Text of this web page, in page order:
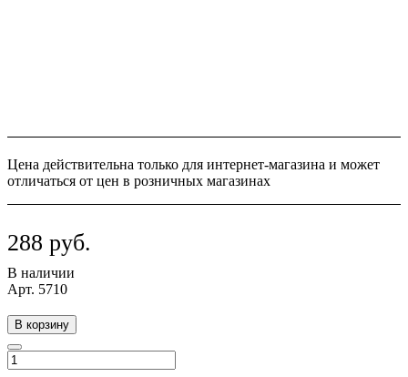
Цена действительна только для интернет-магазина и может
отличаться от цен в розничных магазинах
288 руб.
В наличии
Арт. 5710
В корзину